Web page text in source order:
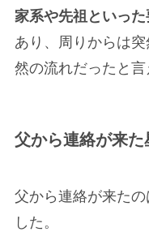
家系や先祖といっ
あり、周りからは
然の流れだったと言
父から連絡が来た
父から連絡が来た
した。